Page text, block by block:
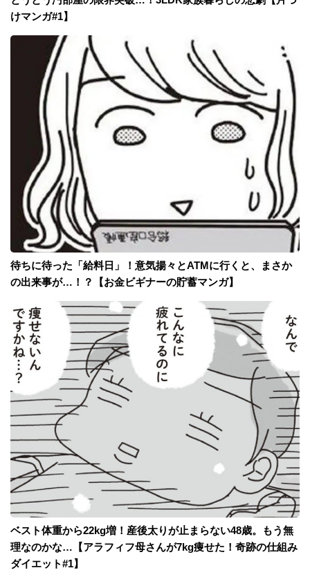
けマンガ#1】
待ちに待った「給料日」！意気揚々とATMに行くと、まさか
の出来事が…！？【お金ビギナーの貯蓄マンガ】
ベスト体重から22kg増！産後太りが止まらない48歳。もう無
理なのかな…【アラフィフ母さんが7kg痩せた！奇跡の仕組み
ダイエット#1】